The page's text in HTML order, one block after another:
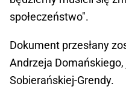
społeczeństwo".
Dokument przesłany
Andrzeja
Sobierańskiej-Grendy.